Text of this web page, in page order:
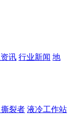
讯 行业新闻 地
裂者 液冷工作站